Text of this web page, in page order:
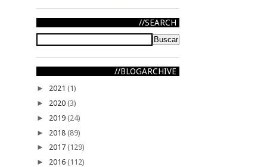
SEARCH
BLOGARCHIVE
► 2021 (1)
► 2020 (3)
► 2019 (24)
► 2018 (89)
► 2017 (129)
► 2016 (112)